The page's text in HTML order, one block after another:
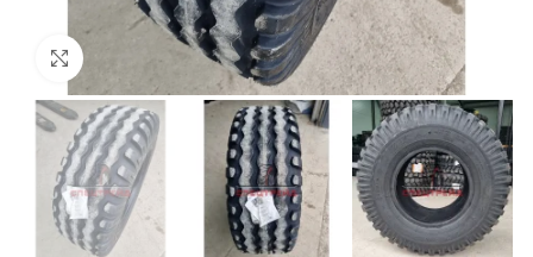
Нажмите, чтобы увеличить